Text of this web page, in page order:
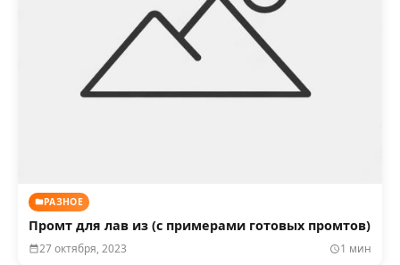
РАЗНОЕ
Промт для лав из (с примерами готовых промтов)
27 октября, 2023 1 мин